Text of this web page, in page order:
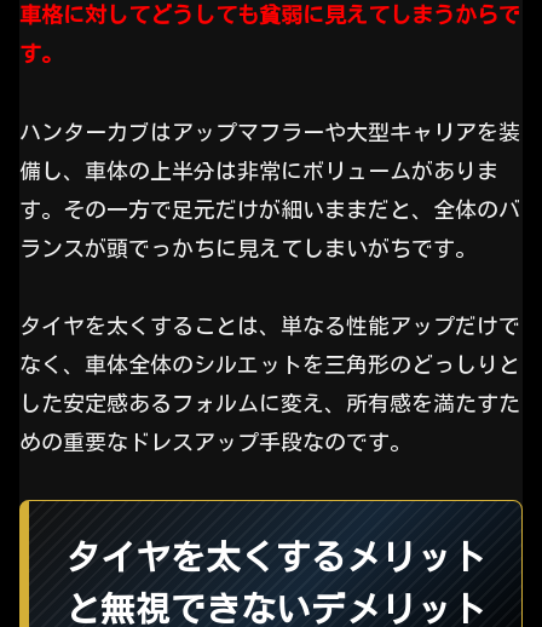
車格に対してどうしても貧弱に見えてしまうからで
す。
ハンターカブはアップマフラーや大型キャリアを装
備し、車体の上半分は非常にボリュームがありま
す。その一方で足元だけが細いままだと、全体のバ
ランスが頭でっかちに見えてしまいがちです。
タイヤを太くすることは、単なる性能アップだけで
なく、車体全体のシルエットを三角形のどっしりと
した安定感あるフォルムに変え、所有感を満たすた
めの重要なドレスアップ手段なのです。
タイヤを太くするメリット
と無視できないデメリット